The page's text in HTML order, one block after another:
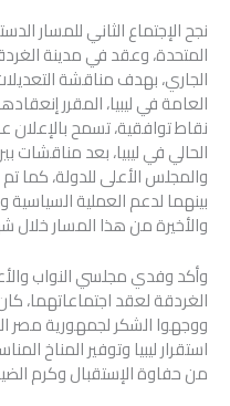
نجح الإجتماع الثاني للمسار
الجاري، بهدف مناقشة
نقاط توافقية، تسمح
الحالي في ليبيا، بعد
والمجلس الأعلى للدولة، كما
بينهما لدعم العملية السياسية
والأخيرة من هذا المسار خلال
وأكد وفدي مجلسي النواب
الغردقة لعقد اجتماعاتهما، كان
ووجهوا الشكر لجمهورية مصر
استقرار ليبيا وتوفير المناخ
من حفاوة الإستقبال وكرم